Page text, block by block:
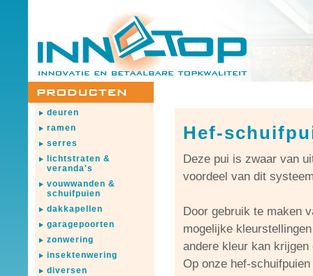
deuren
ramen
serres
lichtstraten &
veranda's
vouwwanden &
schuifpuien
dakkapellen
garagepoorten
zonwering
insektenwering
diversen
Hef-
Deze pui is zwaar van
voordeel van dit
Door gebruik te maken
mogelijke
andere kleur kan krijgen
Op onze hef-